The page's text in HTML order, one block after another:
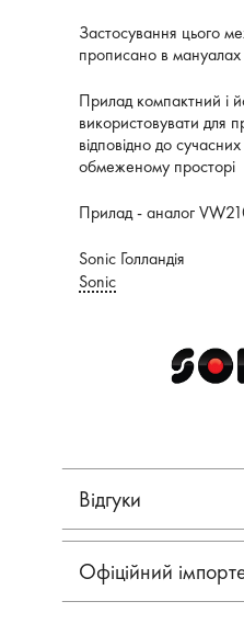
Застосування цього
прописано в мануалах
Прилад компактний і
використовувати для
відповідно до
обмеженому просторі
Прилад - аналог
Sonic Голландія
Sonic
Відгуки
Офіційний